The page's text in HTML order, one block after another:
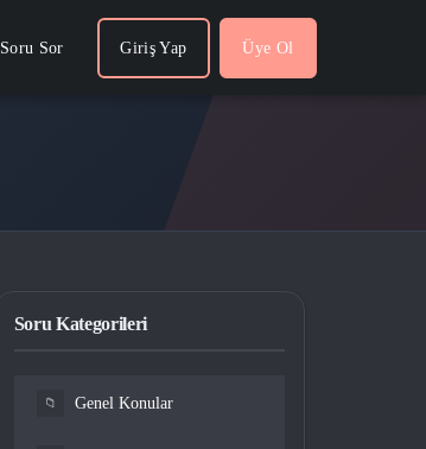
Soru Sor Giriş Yap Üye Ol
Soru Kategorileri
📁 Genel Konular